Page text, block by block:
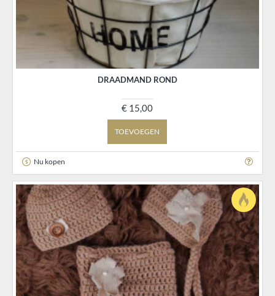
DRAADMAND ROND
€ 15,00
TOEVOEGEN
Nu kopen